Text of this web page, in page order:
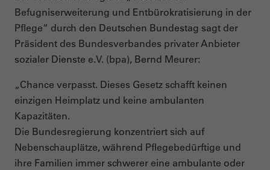
Befugniserweiterung und Entbürokratisierung in der
Pflege“ durch den Deutschen Bundestag sagt der
Präsident des Bundesverbandes privater Anbieter
sozialer Dienste e.V. (bpa), Bernd Meurer:
„Chance verpasst. Dieses Gesetz schafft keinen
einzigen Heimplatz und keine ambulanten
Kapazitäten.
Die Bundesregierung konzentriert sich auf
Nebenschauplätze, während Pflegebedürftige und
ihre Familien immer schwerer eine ambulante oder